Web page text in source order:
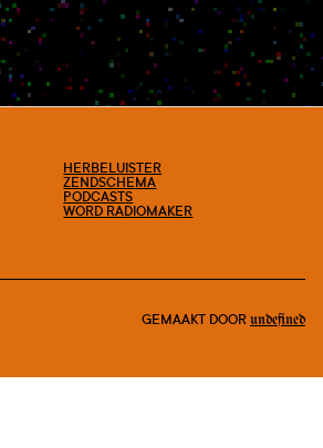
HERBELUISTER
ZENDSCHEMA
PODCASTS
WORD RADIOMAKER
GEMAAKT DOOR undefined